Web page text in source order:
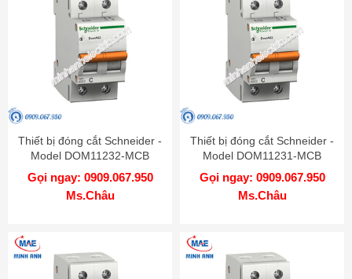
Thiết bị đóng cắt Schneider -
Model DOM11232-MCB
Gọi ngay: 0909.067.950
Ms.Châu
Thiết bị đóng cắt Schneider -
Model DOM11231-MCB
Gọi ngay: 0909.067.950
Ms.Châu